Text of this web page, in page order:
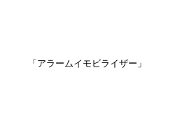
「アラームイモビライザー」